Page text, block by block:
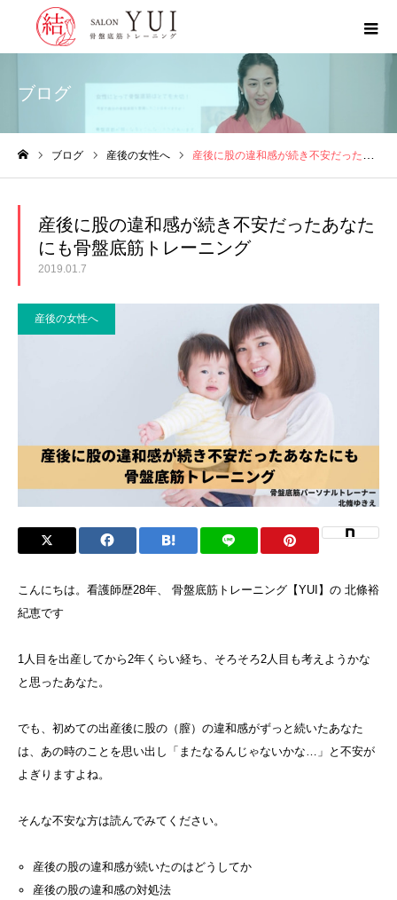
ブログ
ブログ 産後の女性へ 産後に股の違和感が続き不安だったあなたにも骨盤底筋トレーニング
産後に股の違和感が続き不安だったあなた
にも骨盤底筋トレーニング
2019.01.7
産後の女性へ
こんにちは。看護師歴28年、 骨盤底筋トレーニング【YUI】の 北條裕
紀恵です
1人目を出産してから2年くらい経ち、そろそろ2人目も考えようかな
と思ったあなた。
でも、初めての出産後に股の（膣）の違和感がずっと続いたあなた
は、あの時のことを思い出し「またなるんじゃないかな…」と不安が
よぎりますよね。
そんな不安な方は読んでみてください。
産後の股の違和感が続いたのはどうしてか
産後の股の違和感の対処法